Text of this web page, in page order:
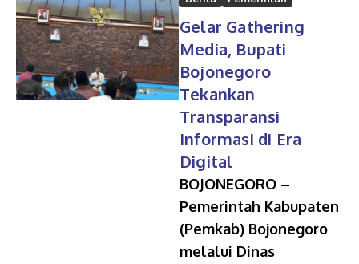
Gelar Gathering
Media, Bupati
Bojonegoro
Tekankan
Transparansi
Informasi di Era
Digital
BOJONEGORO –
Pemerintah Kabupaten
(Pemkab) Bojonegoro
melalui Dinas